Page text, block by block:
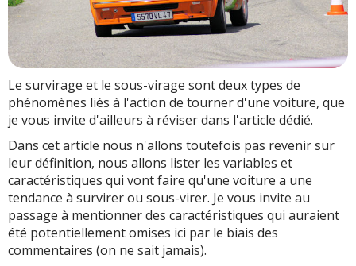
Le survirage et le sous-virage sont deux types de
phénomènes liés à l'action de tourner d'une voiture, que
je vous invite d'ailleurs à réviser dans l'article dédié.
Dans cet article nous n'allons toutefois pas revenir sur
leur définition, nous allons lister les variables et
caractéristiques qui vont faire qu'une voiture a une
tendance à survirer ou sous-virer. Je vous invite au
passage à mentionner des caractéristiques qui auraient
été potentiellement omises ici par le biais des
commentaires (on ne sait jamais).